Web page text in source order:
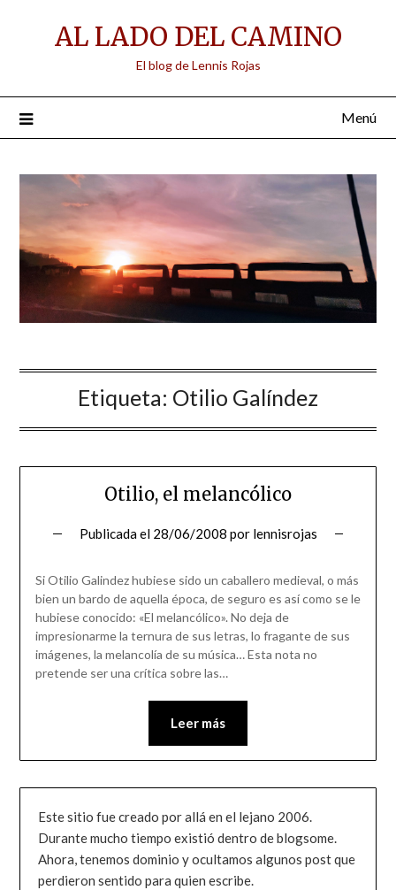
AL LADO DEL CAMINO
El blog de Lennis Rojas
Menú
Etiqueta: Otilio Galíndez
Otilio, el melancólico
Publicada el 28/06/2008 por lennisrojas
Si Otilio Galindez hubiese sido un caballero medieval, o más
bien un bardo de aquella época, de seguro es así como se le
hubiese conocido: «El melancólico». No deja de
impresionarme la ternura de sus letras, lo fragante de sus
imágenes, la melancolía de su música… Esta nota no
pretende ser una crítica sobre las…
Leer más
Este sitio fue creado por allá en el lejano 2006.
Durante mucho tiempo existió dentro de blogsome.
Ahora, tenemos dominio y ocultamos algunos post que
perdieron sentido para quien escribe.